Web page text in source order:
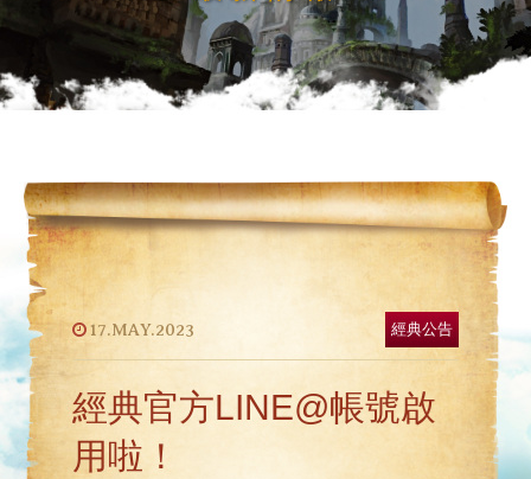
經典公告
17.MAY.2023
經典官方LINE@帳號啟
用啦！